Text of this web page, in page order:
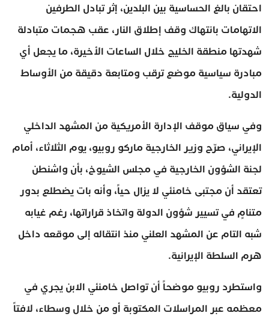
احتقان بالغ الحساسية بين البلدين، إثر تبادل الطرفين
الاتهامات بانتهاك وقف إطلاق النار، عقب هجمات متبادلة
شهدتها منطقة الخليج خلال الساعات الأخيرة، ما يجعل أي
مبادرة سياسية موضع ترقب ومتابعة دقيقة من الأوساط
الدولية.
وفي سياق موقف الإدارة الأمريكية من المشهد الداخلي
الإيراني، صرّح وزير الخارجية ماركو روبيو، يوم الثلاثاء، أمام
لجنة الشؤون الخارجية في مجلس الشيوخ، بأن واشنطن
تعتقد أن مجتبى خامنئي لا يزال حياً، وأنه بات يضطلع بدور
متنامٍ في تسيير شؤون الدولة واتخاذ قراراتها، رغم غيابه
شبه التام عن المشهد العلني منذ انتقاله إلى موقعه داخل
هرم السلطة الإيرانية.
واستطرد روبيو موضحاً أن تواصل خامنئي الابن يجري في
معظمه عبر المراسلات المكتوبة أو من خلال وسطاء، لافتاً